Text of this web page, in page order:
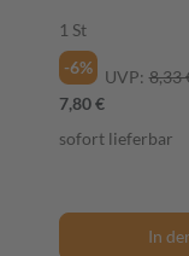
1 St
-6%
UVP: 8,33
7,80 €
sofort lieferbar
In